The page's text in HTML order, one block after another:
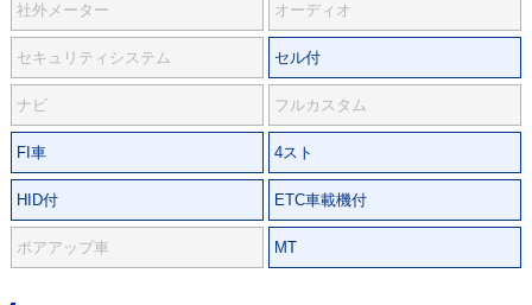
社外メーター オーディオ
セキュリティシステム セル付
ナビ フルカスタム
FI車 4スト
HID付 ETC車載機付
ボアアップ車 MT